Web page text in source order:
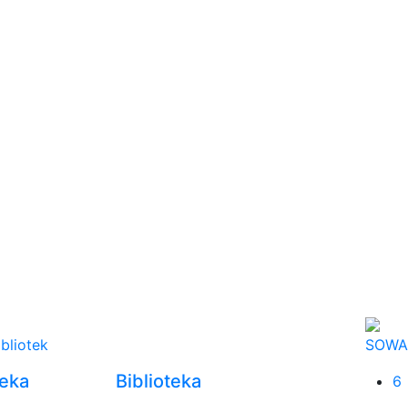
SOWA
Biblioteka
6